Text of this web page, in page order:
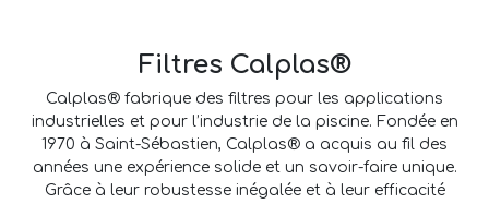
Filtres Calplas®
Calplas® fabrique des filtres pour les applications
industrielles et pour l’industrie de la piscine. Fondée en
1970 à Saint-Sébastien, Calplas® a acquis au fil des
années une expérience solide et un savoir-faire unique.
Grâce à leur robustesse inégalée et à leur efficacité